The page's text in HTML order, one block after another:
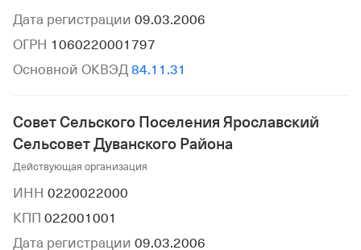
Дата регистрации 09.03.2006
ОГРН 1060220001797
Основной ОКВЭД 84.11.31
Совет Сельского Поселения Ярославский
Сельсовет Дуванского Района
Действующая организация
ИНН 0220022000
КПП 022001001
Дата регистрации 09.03.2006